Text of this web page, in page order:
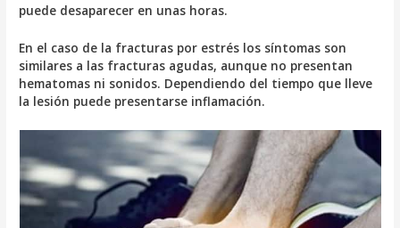
puede desaparecer en unas horas.
En el caso de la fracturas por estrés los síntomas son
similares a las fracturas agudas, aunque no presentan
hematomas ni sonidos. Dependiendo del tiempo que lleve
la lesión puede presentarse inflamación.